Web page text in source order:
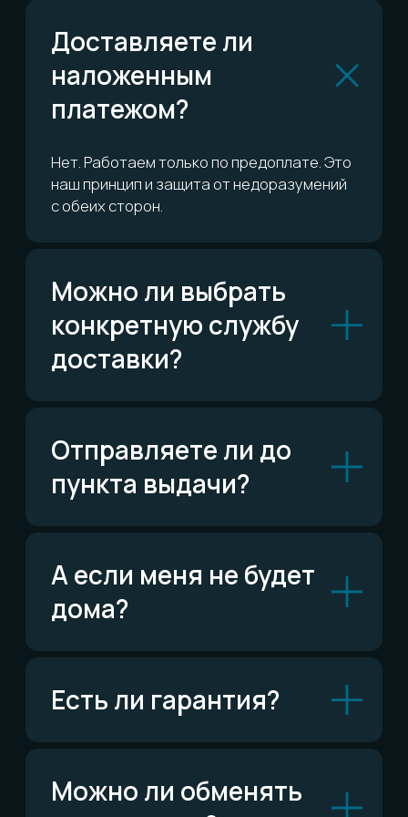
Сколько это всё
ОСТАЛИСЬ ВОПРОСЫ?
Написать в Telegram
Возможно,